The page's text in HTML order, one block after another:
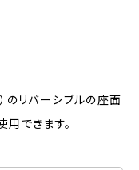
のリバーシブルの座面
できます。